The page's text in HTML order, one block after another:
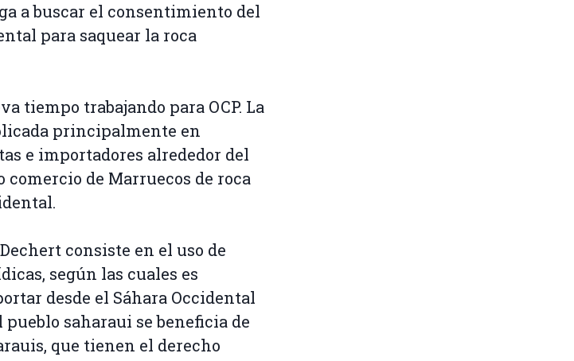
a buscar el consentimiento del
para saquear la roca
tiempo trabajando para OCP. La
principalmente en
e importadores alrededor del
de Marruecos de roca
consiste en el uso de
según las cuales es
desde el Sáhara Occidental
saharaui se beneficia de
que tienen el derecho